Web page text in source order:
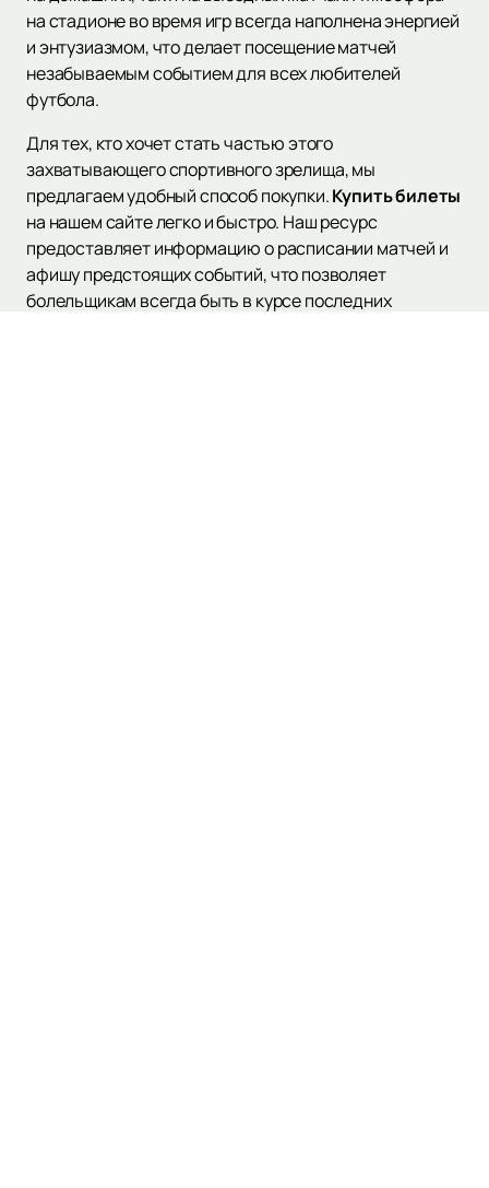
на стадионе во время игр всегда наполнена энергией
и энтузиазмом, что делает посещение матчей
незабываемым событием для всех любителей
футбола.
Для тех, кто хочет стать частью этого
захватывающего спортивного зрелища, мы
предлагаем удобный способ покупки.Купить билеты
на нашем сайте легко и быстро. Наш ресурс
предоставляет информацию о расписании матчей и
афишу предстоящих событий, что позволяет
болельщикам всегда быть в курсе последних